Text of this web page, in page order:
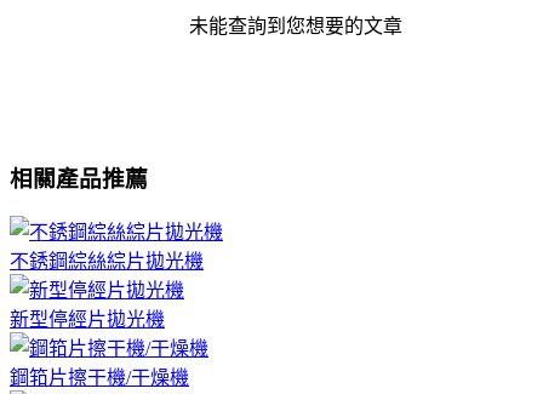
未能查詢到您想要的文章
相關產品推薦
不銹鋼綜絲綜片拋光機
新型停經片拋光機
鋼筘片擦干機/干燥機